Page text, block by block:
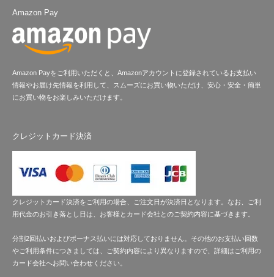
Amazon Pay
Amazon Payをご利用いただくと、Amazonアカウントに登録されているお支払い
情報やお届け先情報を利用して、スムーズにお買い物いただけ、安心・安全・簡単
にお買い物をお楽しみいただけます。
クレジットカード決済
クレジットカード決済をご利用の場合、ご注文日が決済日となります。なお、ご利
用代金のお引き落とし日は、お客様とカード会社とのご契約内容に基づきます。
分割2回払いおよびボーナス払いには対応しておりません。その他のお支払い回数
やご利用条件につきましては、ご契約内容により異なりますので、詳細はご利用の
カード会社へお問い合わせください。